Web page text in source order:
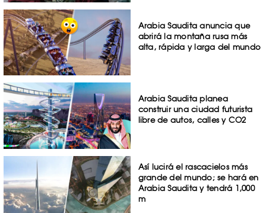
Arabia Saudita anuncia que
abrirá la montaña rusa más
alta, rápida y larga del mundo
Arabia Saudita planea
construir una ciudad futurista
libre de autos, calles y CO2
Así lucirá el rascacielos más
grande del mundo; se hará en
Arabia Saudita y tendrá 1,000
m